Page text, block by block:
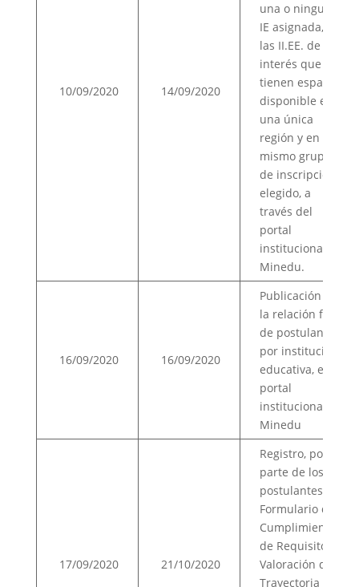
10/09/2020 14/09/2020
una o ninguna
IE asignada, de
las II.EE. de su
interés que aún
tienen espacio
disponible en
una única
región y en el
mismo grupo
de inscripción
elegido, a
través del
portal
institucional del
Minedu.
16/09/2020 16/09/2020
Publicación de
la relación final
de postulantes
por institución
educativa, en el
portal
institucional del
Minedu
17/09/2020 21/10/2020
Registro, por
parte de los
postulantes, del
Formulario de
Cumplimiento
de Requisitos y
Valoración de la
Trayectoria